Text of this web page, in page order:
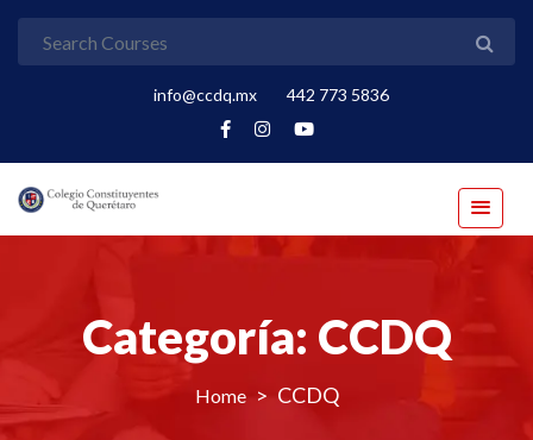
info@ccdq.mx 442 773 5836
Categoría: CCDQ
> CCDQ